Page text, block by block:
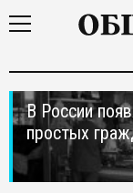
В России
простых